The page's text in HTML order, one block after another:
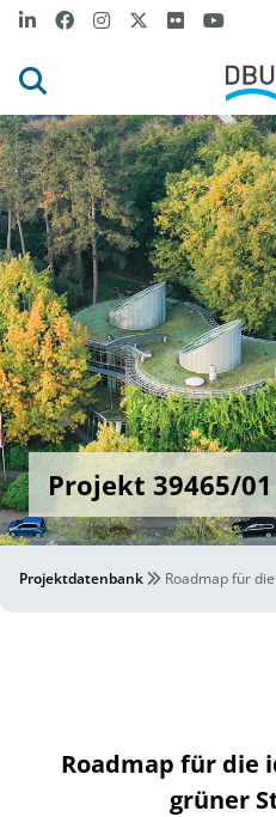
Projekt 39465/01
Projektdatenbank Roadmap für
Roadmap für die
grüner